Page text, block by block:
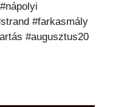
#farkasmály
#augusztus20